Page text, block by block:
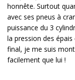
honnête. Surtout
avec ses pneus à
puissance du 3
la pression des
final, je me suis
facilement que lui !